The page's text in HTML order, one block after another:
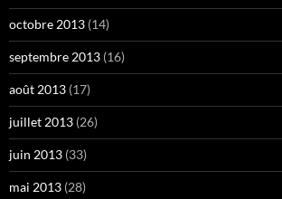
octobre 2013 (14)
septembre 2013 (16)
août 2013 (17)
juillet 2013 (26)
juin 2013 (33)
mai 2013 (28)